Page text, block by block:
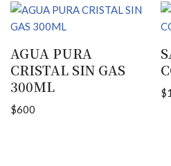
AGUA PURA
CRISTAL SIN GAS
300ML
$600
$